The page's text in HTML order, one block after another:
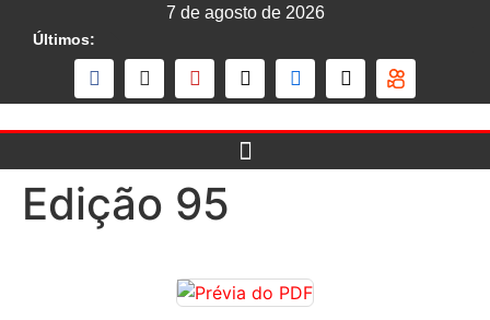
7 de agosto de 2026
Últimos:
Edição 95